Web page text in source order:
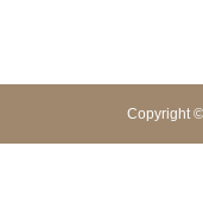
Copyright